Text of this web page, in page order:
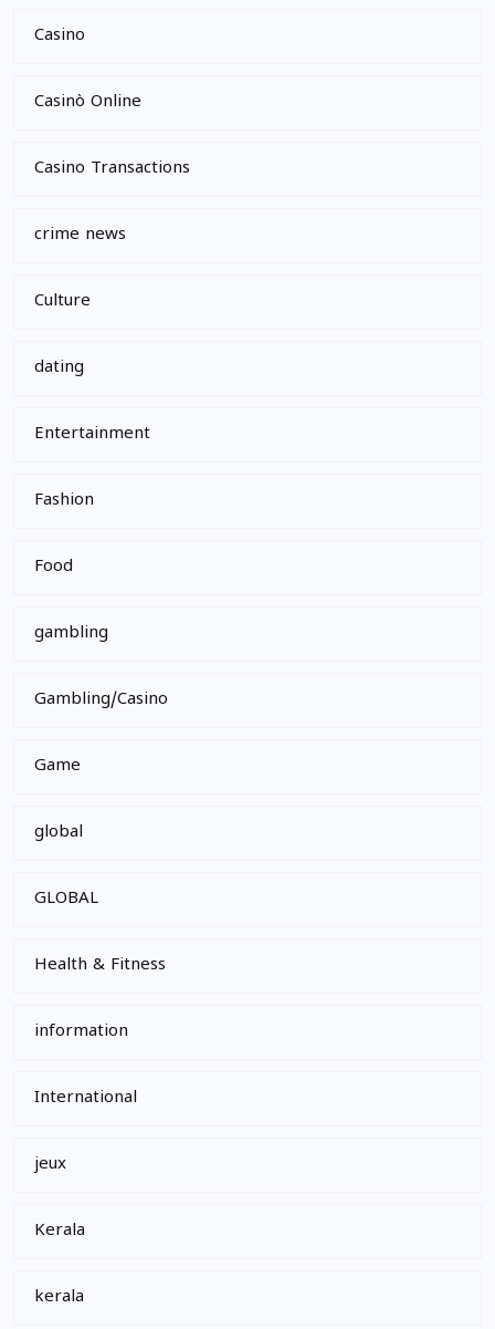
Casino
Casinò Online
Casino Transactions
crime news
Culture
dating
Entertainment
Fashion
Food
gambling
Gambling/Casino
Game
global
GLOBAL
Health & Fitness
information
International
jeux
Kerala
kerala